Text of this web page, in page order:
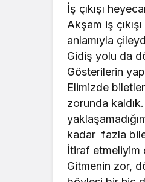
İş çıkışı
Akşam iş
anlamıyla
Gidiş yolu da
Gösterilerin
Elimizde
zorunda
kadar fazla
İtiraf etmeliyim
Gitmenin zor,